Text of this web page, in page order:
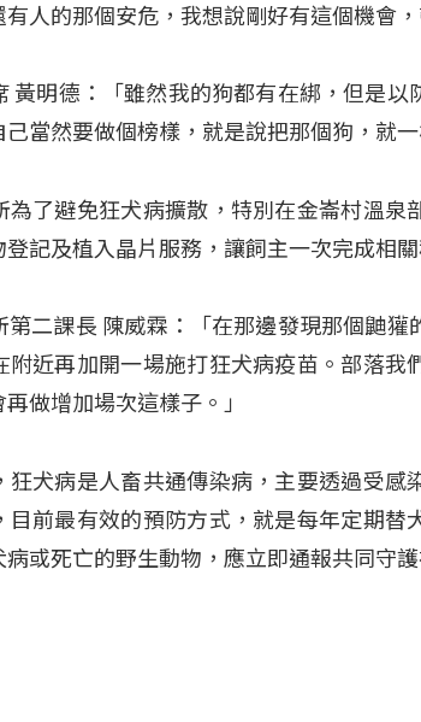
人的那個安危，我想說剛好有這個機會
黃明德：「雖然我的狗都有在綁，但是
當然要做個榜樣，就是說把那個狗，就一
為了避免狂犬病擴散，特別在金崙村溫泉
記及植入晶片服務，讓飼主一次完成相
第二課長 陳威霖：「在那邊發現那個鼬獾
附近再加開一場施打狂犬病疫苗。部落我
做增加場次這樣子 。」
狂犬病是人畜共通傳染病，主要透過受感
目前最有效的預防方式，就是每年定期替
或死亡的野生動物，應立即通報共同守